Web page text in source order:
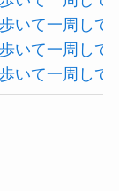
いて一周し
いて一周し
いて一周し